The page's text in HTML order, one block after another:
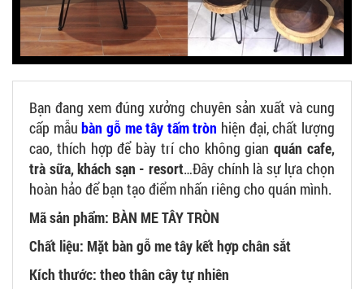
Bạn đang xem đúng xưởng chuyên sản xuất và cung
cấp mẫubàn gỗ me tây tấm tròn hiện đại, chất lượng
cao, thích hợp để bày trí cho không gianquán cafe,
trà sữa, khách sạn - resort…Đây chính là sự lựa chọn
hoàn hảo để bạn tạo điểm nhấn riêng cho quán mình.
Mã sản phẩm: BÀN ME TÂY TRÒN
Chất liệu: Mặt bàn gỗ me tây kết hợp chân sắt
Kích thước: theo thân cây tự nhiên